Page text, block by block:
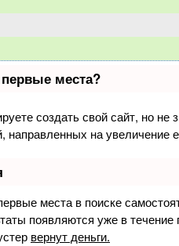
места?
создать свой сайт, но не
направленных на увеличение
места в поиске
появляются уже в
вернут деньги.